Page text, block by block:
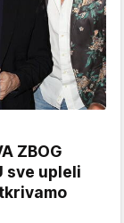
ZBOG
sve upleli